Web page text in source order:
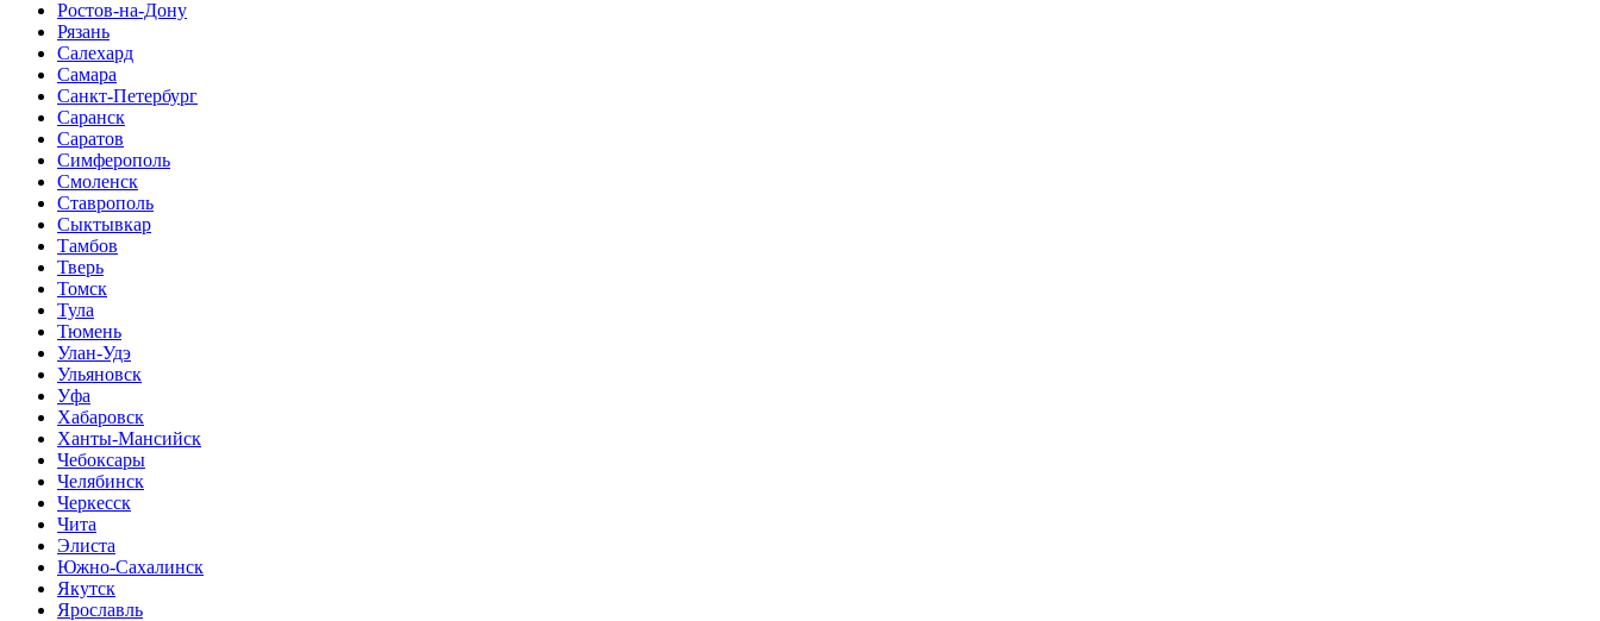
Ростов-на-Дону
Рязань
Салехард
Самара
Санкт-Петербург
Саранск
Саратов
Симферополь
Смоленск
Ставрополь
Сыктывкар
Тамбов
Тверь
Томск
Тула
Тюмень
Улан-Удэ
Ульяновск
Уфа
Хабаровск
Ханты-Мансийск
Чебоксары
Челябинск
Черкесск
Чита
Элиста
Южно-Сахалинск
Якутск
Ярославль